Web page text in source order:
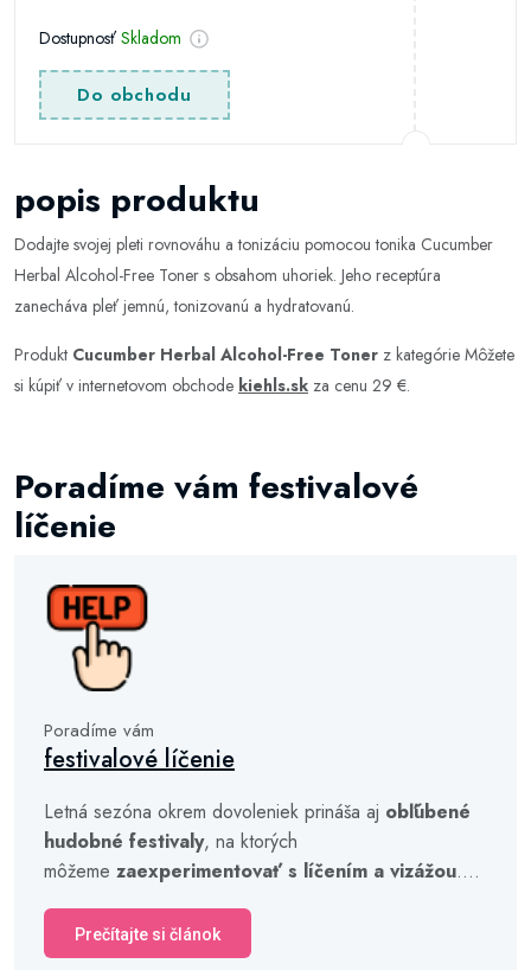
Dostupnosť Skladom
Do obchodu
popis produktu
Dodajte svojej pleti rovnováhu a tonizáciu pomocou tonika Cucumber
Herbal Alcohol-Free Toner s obsahom uhoriek. Jeho receptúra
zanecháva pleť jemnú, tonizovanú a hydratovanú.
Produkt Cucumber Herbal Alcohol-Free Toner z kategórie Môžete
si kúpiť v internetovom obchode kiehls.sk za cenu 29 €.
Poradíme vám festivalové
líčenie
Poradíme vám
festivalové líčenie
Letná sezóna okrem dovoleniek prináša aj obľúbené
hudobné festivaly, na ktorých
môžeme zaexperimentovať s líčením a vizážou....
Prečítajte si článok